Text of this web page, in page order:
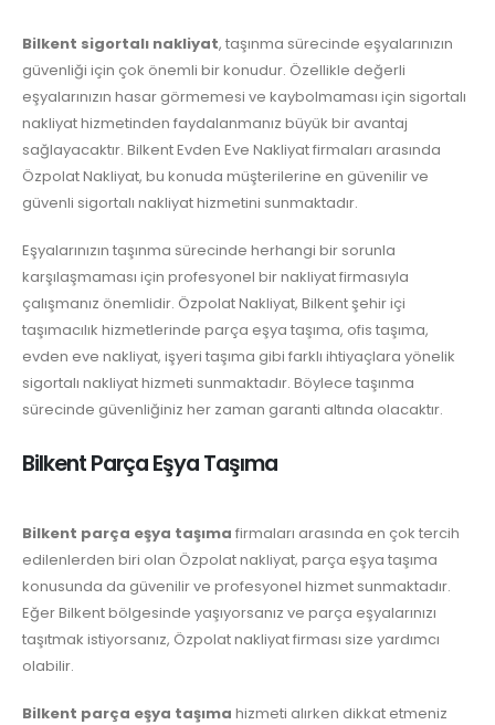
Bilkent sigortalı nakliyat, taşınma sürecinde eşyalarınızın
güvenliği için çok önemli bir konudur. Özellikle değerli
eşyalarınızın hasar görmemesi ve kaybolmaması için sigortalı
nakliyat hizmetinden faydalanmanız büyük bir avantaj
sağlayacaktır. Bilkent Evden Eve Nakliyat firmaları arasında
Özpolat Nakliyat, bu konuda müşterilerine en güvenilir ve
güvenli sigortalı nakliyat hizmetini sunmaktadır.
Eşyalarınızın taşınma sürecinde herhangi bir sorunla
karşılaşmaması için profesyonel bir nakliyat firmasıyla
çalışmanız önemlidir. Özpolat Nakliyat, Bilkent şehir içi
taşımacılık hizmetlerinde parça eşya taşıma, ofis taşıma,
evden eve nakliyat, işyeri taşıma gibi farklı ihtiyaçlara yönelik
sigortalı nakliyat hizmeti sunmaktadır. Böylece taşınma
sürecinde güvenliğiniz her zaman garanti altında olacaktır.
Bilkent Parça Eşya Taşıma
Bilkent parça eşya taşıma firmaları arasında en çok tercih
edilenlerden biri olan Özpolat nakliyat, parça eşya taşıma
konusunda da güvenilir ve profesyonel hizmet sunmaktadır.
Eğer Bilkent bölgesinde yaşıyorsanız ve parça eşyalarınızı
taşıtmak istiyorsanız, Özpolat nakliyat firması size yardımcı
olabilir.
Bilkent parça eşya taşıma hizmeti alırken dikkat etmeniz